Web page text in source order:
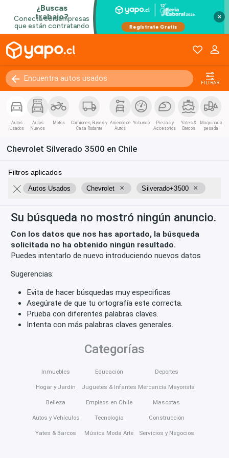
×
FILTRAR
Autos
Usados
Autos
Nuevos
Motos
Camiones, Buses y
Casa Rodante
Arriendo de
Autos
Yo busco
Piezas y
Accesorios
Yates &
Barcos
Maquinaria
pesada
Chevrolet Silverado 3500 en Chile
Filtros aplicados
Autos Usados Chevrolet × Silverado+3500 ×
Su búsqueda no mostró ningún anuncio.
Con los datos que nos has aportado, la búsqueda
solicitada no ha obtenido ningún resultado.
Puedes intentarlo de nuevo introduciendo nuevos datos
Sugerencias:
Evita de hacer búsquedas muy especificas
Asegúrate de que tu ortografía este correcta.
Prueba con diferentes palabras claves.
Intenta con más palabras claves generales.
Categorías
Inmuebles
Hogar y Jardín
Belleza
Autos y Vehículos
Yates & Barcos
Educación
Juguetes & Infantes
Empleos en Chile
Tecnología
Música Moda Arte
Deportes
Mercancía Mayorista
Mascotas
Construcción
Servicios y Negocios
Kilómetros 0 - 250000+